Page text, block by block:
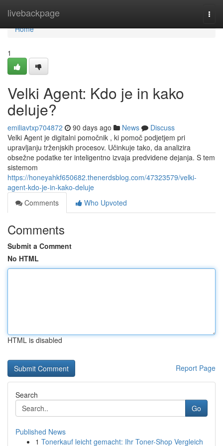
livebackpage
Home
Home
1
Velki Agent: Kdo je in kako
deluje?
emiliavtxp704872 90 days ago News
Discuss
Velki Agent je digitalni pomočnik , ki pomoč podjetjem pri
upravljanju trženjskih procesov. Učinkuje tako, da analizira
obsežne podatke ter inteligentno izvaja predvidene dejanja. S tem
sistemom
https://honeyahkf650682.thenerdsblog.com/47323579/velki-
agent-kdo-je-in-kako-deluje
Comments
Who Upvoted
Comments
Submit a Comment
No HTML
HTML is disabled
Report Page
Search
Go
Published News
1 Tonerkauf leicht gemacht: Ihr Toner-Shop Vergleich